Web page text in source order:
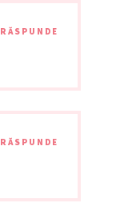
RĂSPUNDE
RĂSPUNDE